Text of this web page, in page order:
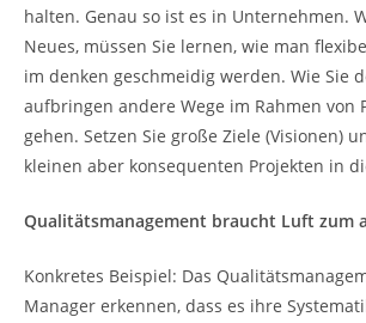
halten. Genau so ist es in Unternehmen.
Neues, müssen Sie lernen, wie man
im denken geschmeidig werden. Wie Sie
aufbringen andere Wege im Rahmen von
gehen. Setzen Sie große Ziele (Visionen)
kleinen aber konsequenten Projekten in
Qualitätsmanagement braucht Luft zum
Konkretes Beispiel: Das
Manager erkennen, dass es ihre